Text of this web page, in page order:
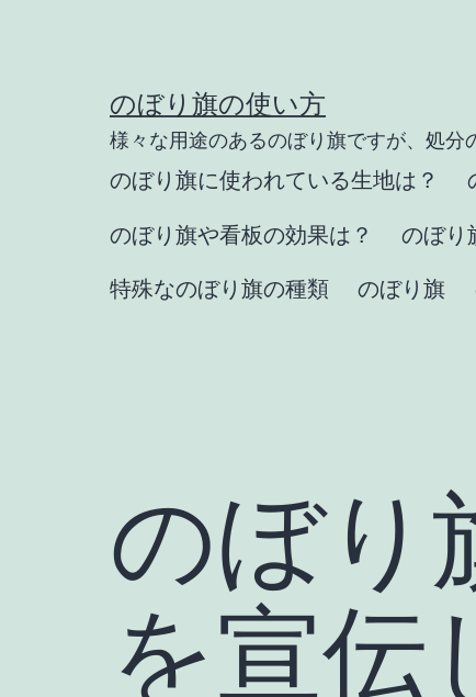
のぼり旗の使い方
様々な用途のあるのぼり旗ですが、処分
のぼり旗に使われている生地は？
のぼり旗や看板の効果は？ のぼり
特殊なのぼり旗の種類 のぼり旗
のぼり
を宣伝